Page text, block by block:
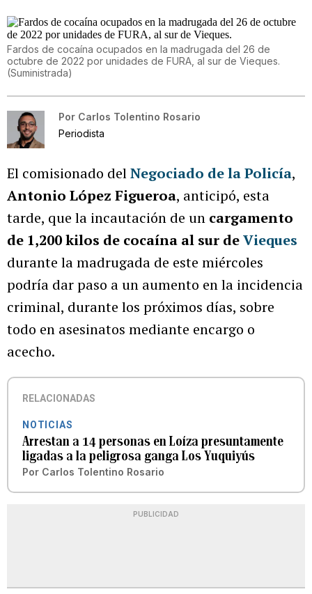
Fardos de cocaína ocupados en la madrugada del 26 de
octubre de 2022 por unidades de FURA, al sur de Vieques.
(Suministrada)
Por Carlos Tolentino Rosario
Periodista
El comisionado delNegociado de la Policía,
Antonio López Figueroa, anticipó, esta
tarde, que la incautación de un cargamento
de 1,200 kilos de cocaína al sur deVieques
durante la madrugada de este miércoles
podría dar paso a un aumento en la incidencia
criminal, durante los próximos días, sobre
todo en asesinatos mediante encargo o
acecho.
RELACIONADAS
NOTICIAS
Arrestan a 14 personas en Loíza presuntamente
ligadas a la peligrosa ganga Los Yuquiyús
Por Carlos Tolentino Rosario
PUBLICIDAD